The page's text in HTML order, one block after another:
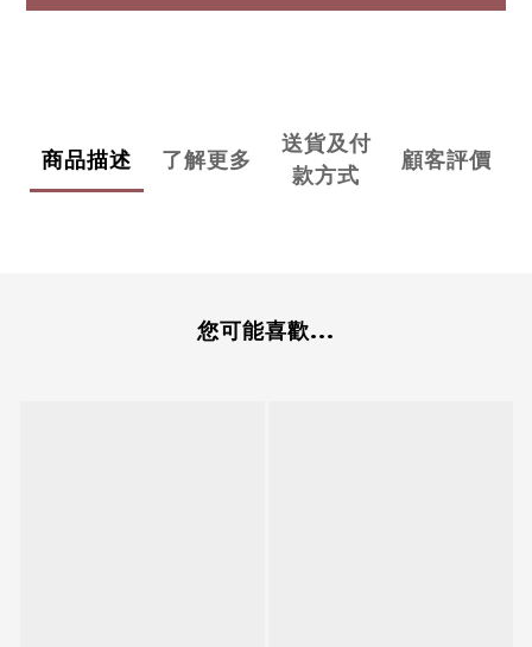
商品描述 了解更多
送貨及付
款方式
顧客評價
您可能喜歡...